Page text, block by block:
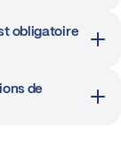
obligatoire
de